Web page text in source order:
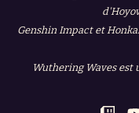
Genshin Impact et
Wuthering Waves est